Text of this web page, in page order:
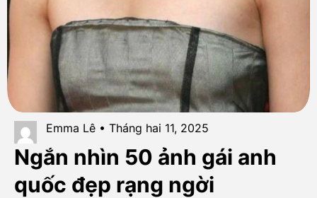
Emma Lê • Tháng hai 11, 2025
Ngắn nhìn 50 ảnh gái anh
quốc đẹp rạng ngời